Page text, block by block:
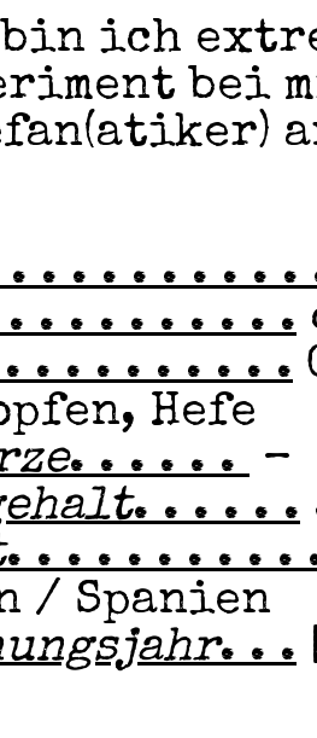
bin ich
bei
. . . . . . . . . .
. . . . . . . . .
. . . . . . . . .
Hefe
. . . . . . –
. . . . . .
. . . . . . . . . .
/ Spanien
. . .